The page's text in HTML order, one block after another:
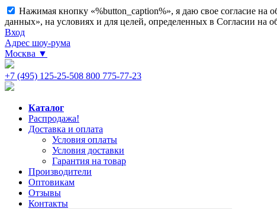
Нажимая кнопку «%button_caption%», я даю свое согласие
данных», на условиях и для целей, определенных в Согласии на
Вход
Адрес шоу-рума
Москва ▼
+7 (495) 125-25-508 800 775-77-23
Каталог
Распродажа!
Доставка и оплата
Условия оплаты
Условия доставки
Гарантия на товар
Производители
Оптовикам
Отзывы
Контакты